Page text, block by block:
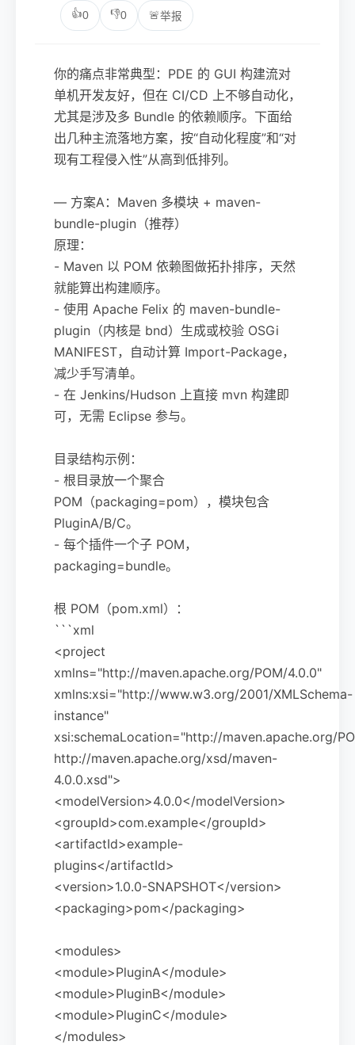
👍0 👎0 🚨举报
你的痛点非常典型：PDE 的 GUI 构建流对
单机开发友好，但在 CI/CD 上不够自动化，
尤其是涉及多 Bundle 的依赖顺序。下面给
出几种主流落地方案，按“自动化程度”和“对
现有工程侵入性”从高到低排列。
— 方案A：Maven 多模块 + maven-
bundle-plugin（推荐）
原理：
- Maven 以 POM 依赖图做拓扑排序，天然
就能算出构建顺序。
- 使用 Apache Felix 的 maven-bundle-
plugin（内核是 bnd）生成或校验 OSGi
MANIFEST，自动计算 Import-Package，
减少手写清单。
- 在 Jenkins/Hudson 上直接 mvn 构建即
可，无需 Eclipse 参与。
目录结构示例：
- 根目录放一个聚合
POM（packaging=pom），模块包含
PluginA/B/C。
- 每个插件一个子 POM，
packaging=bundle。
根 POM（pom.xml）：
```xml
<project
xmlns="http://maven.apache.org/POM/4.0.0"
xmlns:xsi="http://www.w3.org/2001/XMLSchema-
instance"
xsi:schemaLocation="http://maven.apache.org/
http://maven.apache.org/xsd/maven-
4.0.0.xsd">
<modelVersion>4.0.0</modelVersion>
<groupId>com.example</groupId>
<artifactId>example-
plugins</artifactId>
<version>1.0.0-SNAPSHOT</version>
<packaging>pom</packaging>
<modules>
<module>PluginA</module>
<module>PluginB</module>
<module>PluginC</module>
</modules>